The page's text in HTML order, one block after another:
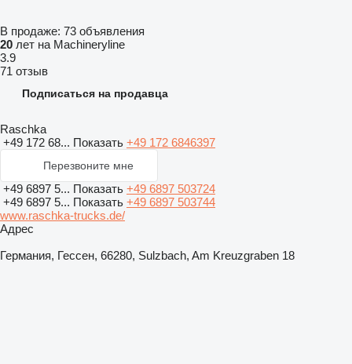
В продаже: 73 объявления
20 лет на Machineryline
3.9
71 отзыв
Подписаться на продавца
Raschka
+49 172 68... Показать +49 172 6846397
Перезвоните мне
+49 6897 5... Показать +49 6897 503724
+49 6897 5... Показать +49 6897 503744
www.raschka-trucks.de/
Адрес
Германия, Гессен, 66280, Sulzbach, Am Kreuzgraben 18